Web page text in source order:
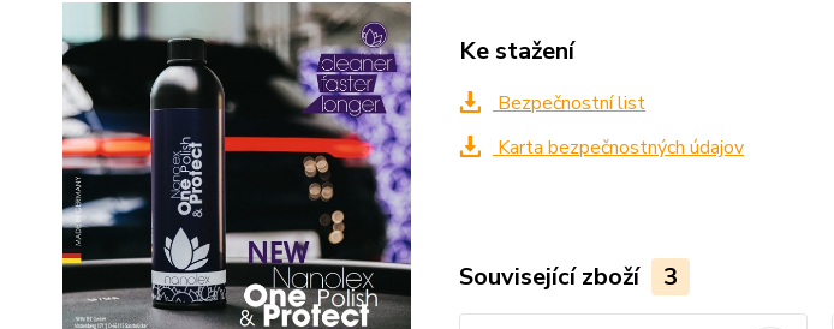
Ke stažení
Bezpečnostní list
Karta bezpečnostných údajov
Související zboží 3